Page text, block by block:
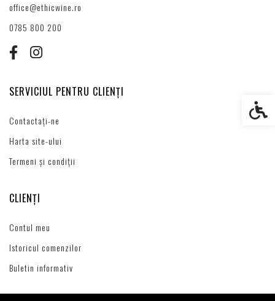
office@ethicwine.ro
0785 800 200
SERVICIUL PENTRU CLIENȚI
Contactați-ne
Harta site-ului
Termeni și condiții
CLIENȚI
Contul meu
Istoricul comenzilor
Buletin informativ
Setări